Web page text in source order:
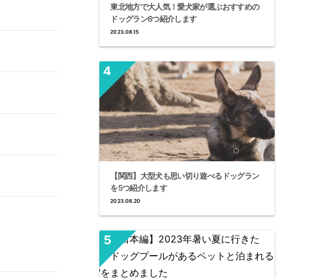
東北地方で大人気！愛犬家が選ぶおすすめの
ドッグラン6つ紹介します
2023.08.15
【関西】大型犬も思い切り遊べるドッグラン
を5つ紹介します
2023.08.20